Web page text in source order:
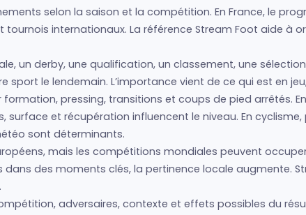
selon la saison et la compétition. En France, le
internationaux. La référence Stream Foot aide à
un derby, une qualification, un classement, une
le lendemain. L’importance vient de ce qui est en
formation, pressing, transitions et coups de pied arrêtés.
surface et récupération influencent le niveau. En
sont déterminants.
mais les compétitions mondiales peuvent
des moments clés, la pertinence locale augmente.
adversaires, contexte et effets possibles du